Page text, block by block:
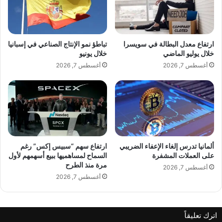
ح
ص
ر
ا
ل
ت
د
ي
د
ب
ا
ل
م
س
ت
ا
ل
e
ج
د
ي
د
ب
ر
ا
ن
غ
ا
م
ي
ارتفاع معدل البطالة في سويسرا
خلال يوليو الماضي
أغسطس 7, 2026
تباطؤ نمو الإنتاج الصناعي في إسبانيا
خلال يونيو
أغسطس 7, 2026
ألمانيا تدرس إلغاء الإعفاء الضريبي
على العملات المشفرة
أغسطس 7, 2026
ارتفاع سهم “سبيس إكس” رغم
السماح لمساهميها ببيع أسهمهم لأول
مرة منذ الطرح
أغسطس 7, 2026
اترك تعليقاً